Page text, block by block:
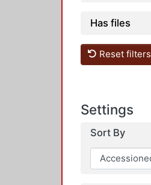
Has files
Reset filters
Settings
Sort By